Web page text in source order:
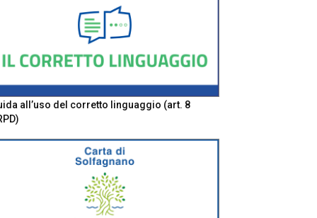
all’uso del corretto linguaggio (art. 8